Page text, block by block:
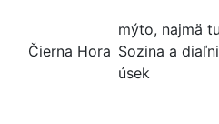
Čierna Hora
mýto, najmä
Sozina a
úsek